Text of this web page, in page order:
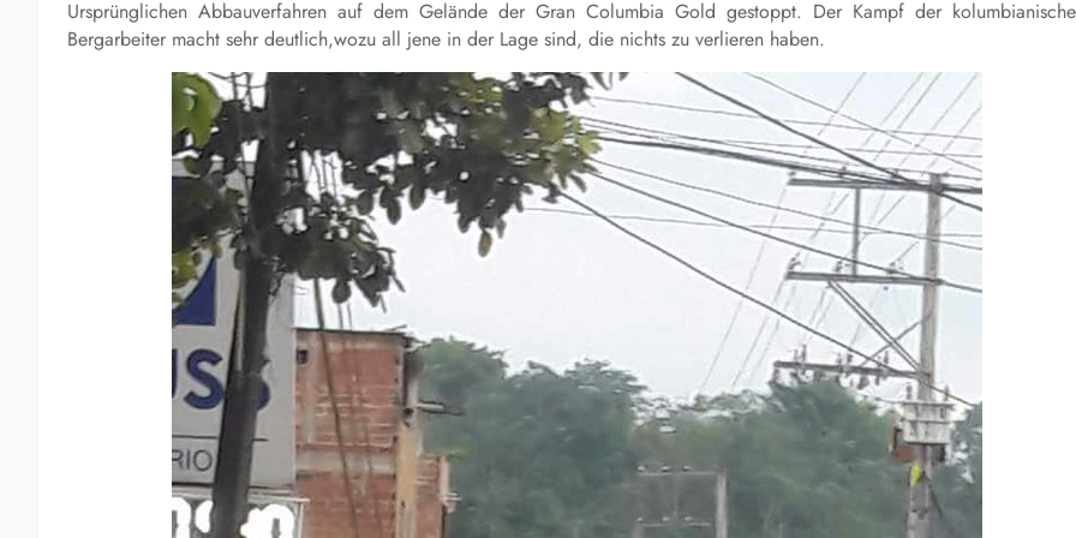
Ursprünglichen Abbauverfahren auf dem Gelände der Gran Columbia Gold gestoppt. Der Kampf der
Bergarbeiter macht sehr deutlich,wozu all jene in der Lage sind, die nichts zu verlieren haben.